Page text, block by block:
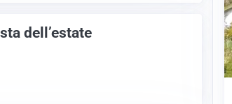
dell’estate